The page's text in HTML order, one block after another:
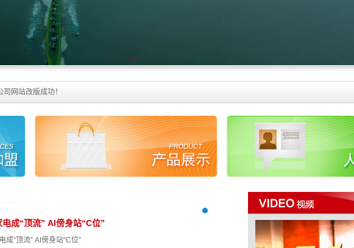
网站改版成功！
电成“顶流” AI傍身站“C位”
成“顶流” AI傍身站“C位”